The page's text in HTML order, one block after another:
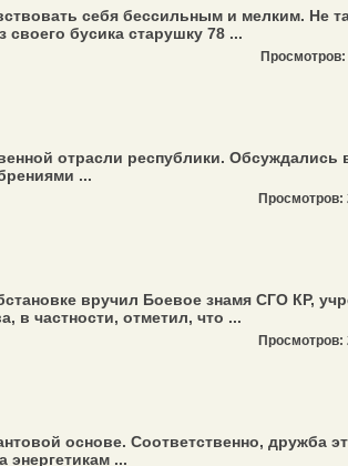
себя бессильным и мелким. Не
бусика старушку 78 ...
Просмотров:
отрасли республики. Обсуждались
...
Просмотров:
вручил Боевое знамя СГО КР,
в частности, отметил, что ...
Просмотров:
основе. Соответственно, дружба
...